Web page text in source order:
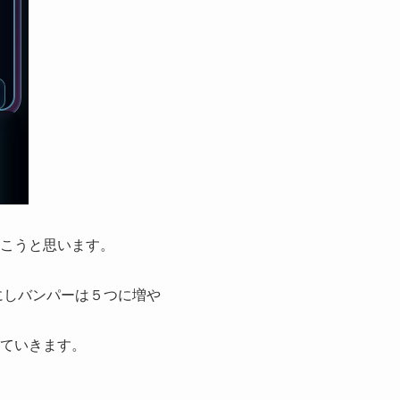
うと思います。
バンパーは５つに増や
いきます。